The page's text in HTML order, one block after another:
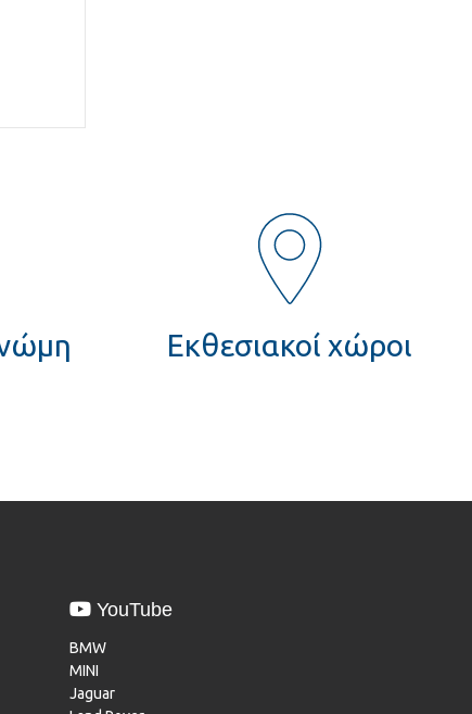
Εκθεσιακοί χώροι
YouTube
BMW
MINI
Jaguar